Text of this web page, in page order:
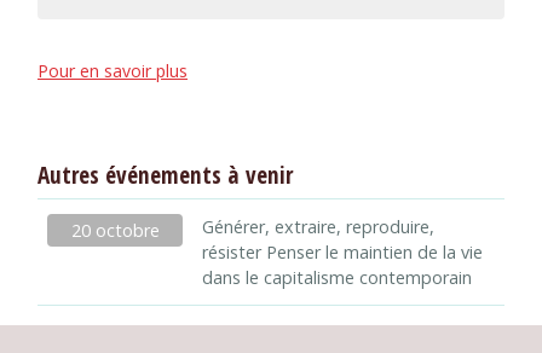
Pour en savoir plus
Autres événements à venir
20 octobre
Générer, extraire, reproduire,
résister Penser le maintien de la vie
dans le capitalisme contemporain